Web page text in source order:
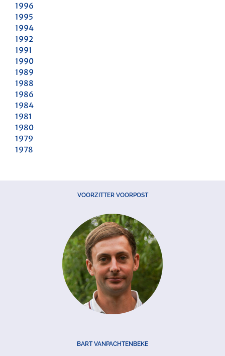
1996
1995
1994
1992
1991
1990
1989
1988
1986
1984
1981
1980
1979
1978
VOORZITTER VOORPOST
BART VANPACHTENBEKE